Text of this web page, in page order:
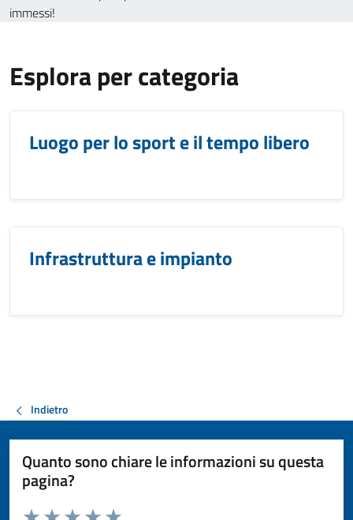
immessi!
Esplora per categoria
Luogo per lo sport e il tempo libero
Infrastruttura e impianto
Indietro
Quanto sono chiare le informazioni su questa
pagina?
Valuta da 1 a 5 stelle la pagina